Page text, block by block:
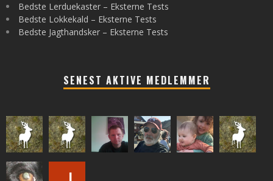
Bedste Lerduekaster – Eksterne Tests
Bedste Lokkekald – Eksterne Tests
Bedste Jagthandsker – Eksterne Tests
SENEST AKTIVE MEDLEMMER